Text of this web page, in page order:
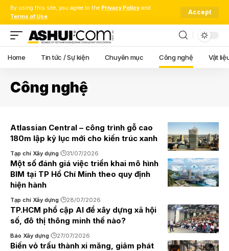
By using this site, you agree to the Privacy Policy and
Terms of Use.
Accept
Home Tin tức / Sự kiện Chuyên mục Công nghệ Vật
Công nghệ
Atlassian Central – công trình gỗ cao
180m lập kỷ lục mới cho kiến trúc xanh
Tạp chí Xây dựng 31/07/2026
Một số đánh giá việc triển khai mô hình
BIM tại TP Hồ Chí Minh theo quy định
hiện hành
Tạp chí Xây dựng 28/07/2026
TP.HCM phổ cập AI để xây dựng xã hội
số, đô thị thông minh thế nào?
Báo Xây dựng 27/07/2026
Biến vỏ trấu thành xi măng, giảm phát